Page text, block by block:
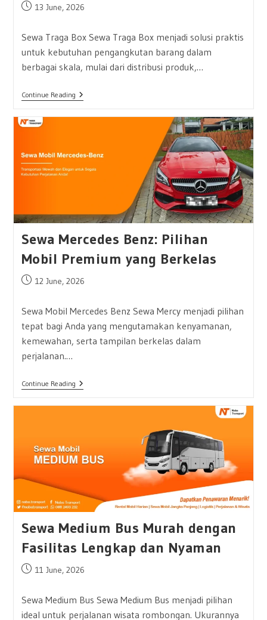
Post13 June, 2026
Sewa Traga Box Sewa Traga Box menjadi solusi praktis
untuk kebutuhan pengangkutan barang dalam
berbagai skala, mulai dari distribusi produk,…
Continue ReadingSewa
Traga
Untuk
Kebutuhan
Logistik
Sewa Mercedes Benz: Pilihan
Mobil Premium yang Berkelas
Post12 June, 2026
Sewa Mobil Mercedes Benz Sewa Mercy menjadi pilihan
tepat bagi Anda yang mengutamakan kenyamanan,
kemewahan, serta tampilan berkelas dalam
perjalanan.…
Continue ReadingSewa
Berkelas
Sewa Medium Bus Murah dengan
Fasilitas Lengkap dan Nyaman
Post11 June, 2026
Sewa Medium Bus Sewa Medium Bus menjadi pilihan
ideal untuk perjalanan wisata rombongan. Ukurannya